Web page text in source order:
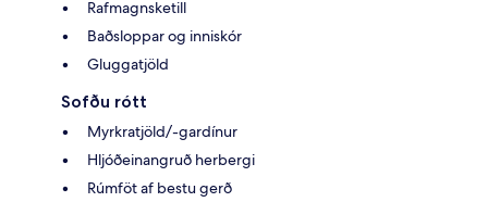
Rafmagnsketill
Baðsloppar og inniskór
Gluggatjöld
Sofðu rótt
Myrkratjöld/-gardínur
Hljóðeinangruð herbergi
Rúmföt af bestu gerð